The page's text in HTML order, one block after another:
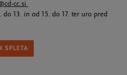
cc.si
13. in od 15. do 17. ter uro pred
SPLETA